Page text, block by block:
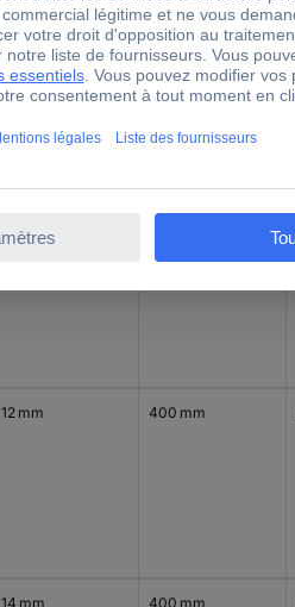
12 mm 250 mm
400 mm
12 mm 400 mm
14 mm 400 mm